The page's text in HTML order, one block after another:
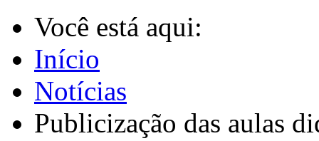
Você está aqui:
Início
Notícias
Publicização das aulas